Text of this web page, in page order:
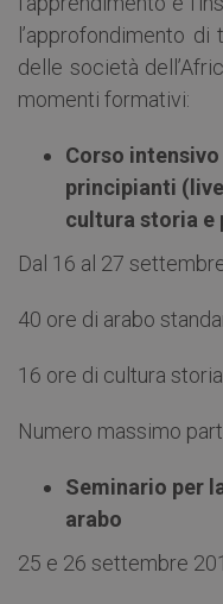
l’approfondimento
delle società
momenti formativi:
Corso
principianti
cultura storia e
Dal 16 al 27
40 ore di arabo
16 ore di cultura
Numero massimo
Seminario per
arabo
25 e 26 settembre